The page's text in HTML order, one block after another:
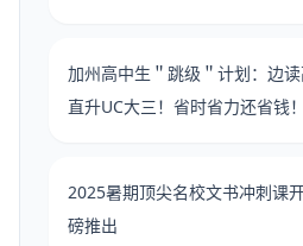
加州高中生＂跳级＂计划：边
直升UC大三！省时省力还省钱！
2025暑期顶尖名校文书冲刺课
磅推出